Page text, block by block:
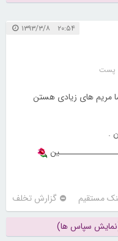
۲۰:۵۴ ۱۳۹۳/۳/۸
مریم های زیادی هستن
.
مستقیم گزارش تخلف